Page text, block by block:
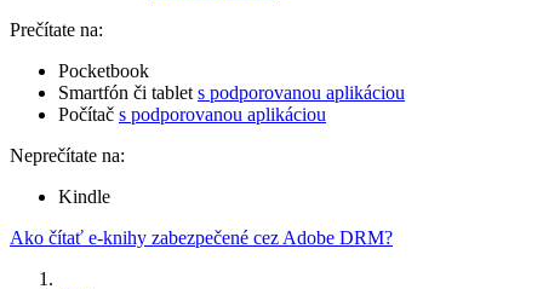
Prečítate na:
Pocketbook
Smartfón či tablet s podporovanou aplikáciou
Počítač s podporovanou aplikáciou
Neprečítate na:
Kindle
Ako čítať e-knihy zabezpečené cez Adobe DRM?